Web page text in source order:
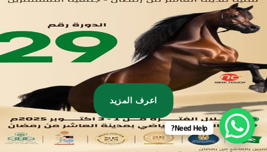
055-4494414
info.triaeg@yahoo.com
info@triaeg-guide.com
Need Help?
اعرف المزيد